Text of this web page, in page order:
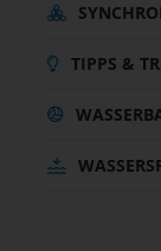
TIPPS &